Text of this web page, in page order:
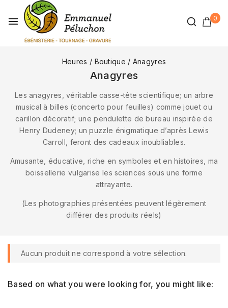
0
Heures / Boutique / Anagyres
Anagyres
Les anagyres, véritable casse-tête scientifique; un arbre
musical à billes (concerto pour feuilles) comme jouet ou
carillon décoratif; une pendulette de bureau inspirée de
Henry Dudeney; un puzzle énigmatique d’après Lewis
Carroll, feront des cadeaux inoubliables.
Amusante, éducative, riche en symboles et en histoires, ma
boissellerie vulgarise les sciences sous une forme
attrayante.
(Les photographies présentées peuvent légèrement
différer des produits réels)
Aucun produit ne correspond à votre sélection.
Based on what you were looking for, you might like: